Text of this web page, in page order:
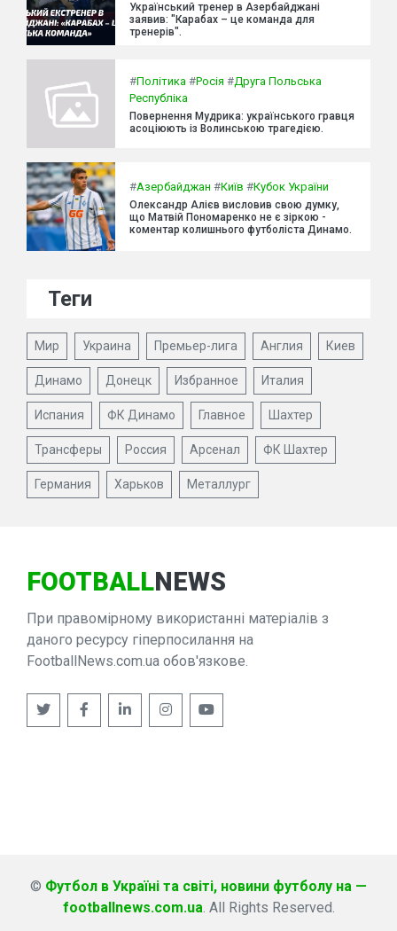
Український тренер в Азербайджані
заявив: "Карабах – це команда для
тренерів".
#Політика #Росія #Друга Польська
Республіка
Повернення Мудрика: українського гравця
асоціюють із Волинською трагедією.
#Азербайджан #Київ #Кубок України
Олександр Алієв висловив свою думку,
що Матвій Пономаренко не є зіркою -
коментар колишнього футболіста Динамо.
Теги
Мир Украина Премьер-лига Англия Киев
Динамо Донецк Избранное Италия
Испания ФК Динамо Главное Шахтер
Трансферы Россия Арсенал ФК Шахтер
Германия Харьков Металлург
FOOTBALLNEWS
При правомірному використанні матеріалів з
даного ресурсу гіперпосилання на
FootballNews.com.ua обов'язкове.
© Футбол в Україні та світі, новини футболу на —
footballnews.com.ua. All Rights Reserved.